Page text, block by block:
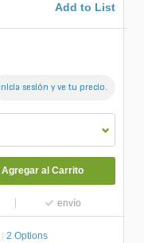
Add to List
Inicia sesión y ve tu precio.
Agregar al Carrito
envío
2 Options